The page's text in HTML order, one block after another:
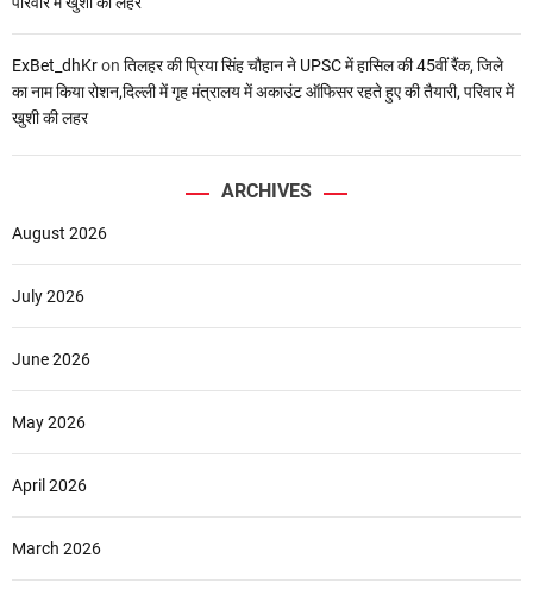
ExBet_dhKron तिलहर की प्रिया सिंह चौहान ने UPSC में हासिल की 45वीं रैंक, जिले
का नाम किया रोशन,दिल्ली में गृह मंत्रालय में अकाउंट ऑफिसर रहते हुए की तैयारी, परिवार में
खुशी की लहर
ARCHIVES
August 2026
July 2026
June 2026
May 2026
April 2026
March 2026